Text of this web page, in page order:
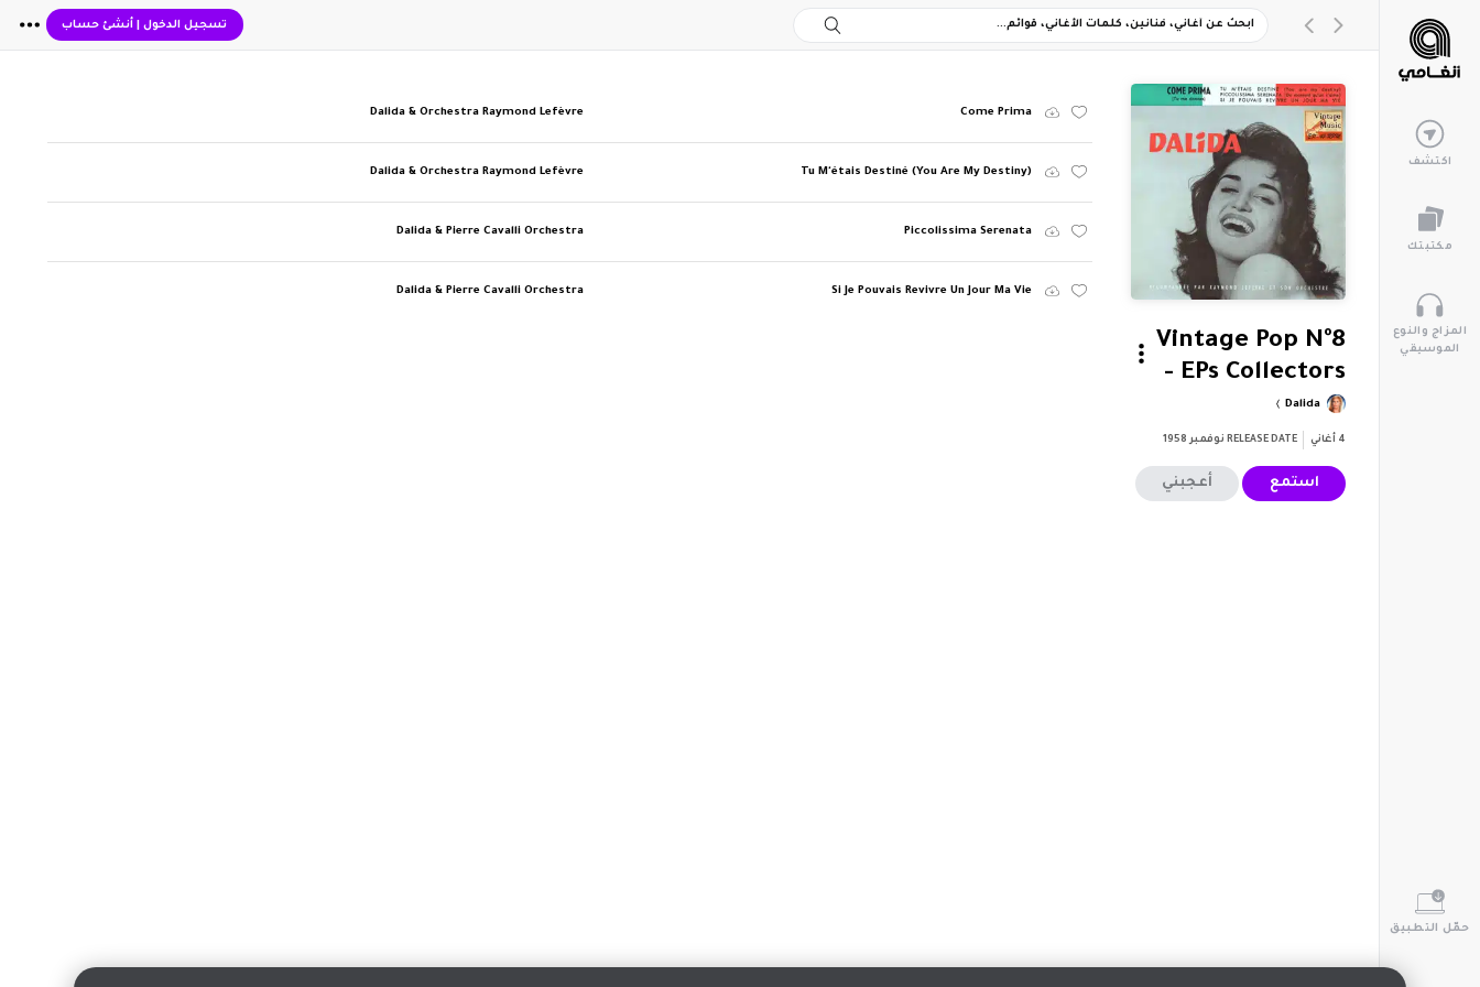
تسجيل الدخول| أنشئ حساب
اكتشف
مكتبتك
المزاج والنوع
الموسيقي
حمّل التطبيق
Vintage Pop Nº8
- EPs Collectors
Dalida
4 أغاني RELEASE DATE نوفمبر 1958
استمع أعجبني
Come Prima
Dalida & Orchestra Raymond Lefèvre
Tu M'étais Destiné (You Are My Destiny)
Dalida & Orchestra Raymond Lefèvre
Piccolissima Serenata
Dalida & Pierre Cavalli Orchestra
Si Je Pouvais Revivre Un Jour Ma Vie
Dalida & Pierre Cavalli Orchestra